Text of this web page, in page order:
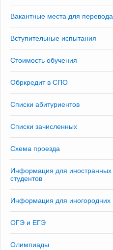
Вакантные места для перевода
Вступительные испытания
Стоимость обучения
Обркредит в СПО
Списки абитуриентов
Списки зачисленных
Схема проезда
Информация для иностранных
студентов
Информация для иногородних
ОГЭ и ЕГЭ
Олимпиады